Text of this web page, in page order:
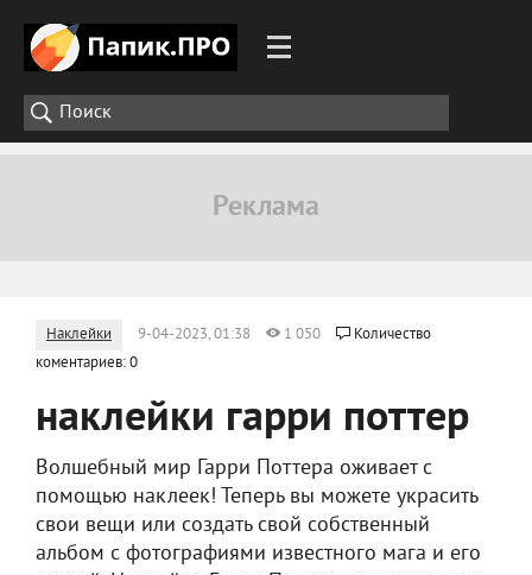
Наклейки 9-04-2023, 01:38 1 050
Количество
коментариев: 0
наклейки гарри поттер
Волшебный мир Гарри Поттера оживает с
помощью наклеек! Теперь вы можете украсить
свои вещи или создать свой собственный
альбом с фотографиями известного мага и его